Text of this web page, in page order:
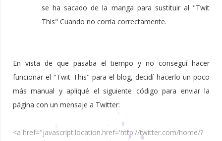
se ha sacado de la manga para sustituir al "Twit
This" Cuando no corría correctamente.
En vista de que pasaba el tiempo y no conseguí hacer
funcionar el "Twit This" para el blog, decidí hacerlo un poco
más manual y apliqué el siguiente código para enviar la
página con un mensaje a Twitter:
<a href="javascript:location.href='http://twitter.com/home/?